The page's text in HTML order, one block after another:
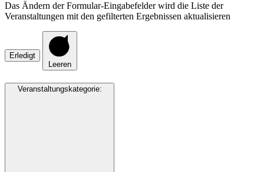
Das Ändern der Formular-Eingabefelder wird die Liste der
Veranstaltungen mit den gefilterten Ergebnissen aktualisieren
Erledigt
Leeren
Veranstaltungskategorie: